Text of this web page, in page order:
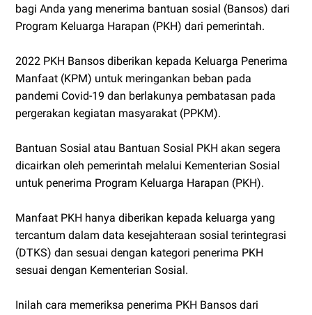
bagi Anda yang menerima bantuan sosial (Bansos) dari
Program Keluarga Harapan (PKH) dari pemerintah.
2022 PKH Bansos diberikan kepada Keluarga Penerima
Manfaat (KPM) untuk meringankan beban pada
pandemi Covid-19 dan berlakunya pembatasan pada
pergerakan kegiatan masyarakat (PPKM).
Bantuan Sosial atau Bantuan Sosial PKH akan segera
dicairkan oleh pemerintah melalui Kementerian Sosial
untuk penerima Program Keluarga Harapan (PKH).
Manfaat PKH hanya diberikan kepada keluarga yang
tercantum dalam data kesejahteraan sosial terintegrasi
(DTKS) dan sesuai dengan kategori penerima PKH
sesuai dengan Kementerian Sosial.
Inilah cara memeriksa penerima PKH Bansos dari